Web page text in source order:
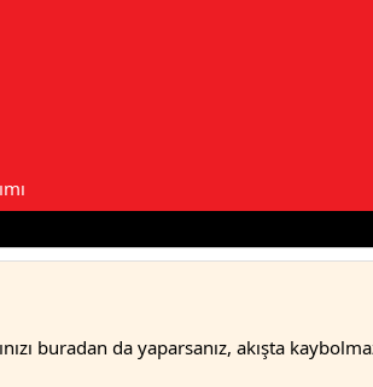
buradan da yaparsanız, akışta